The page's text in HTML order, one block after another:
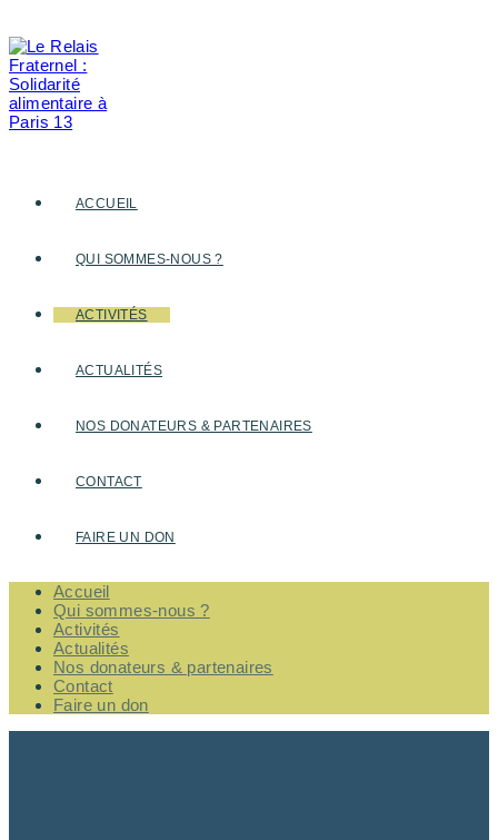
to
content
ACCUEIL
QUI SOMMES-NOUS ?
ACTIVITÉS
ACTUALITÉS
NOS DONATEURS & PARTENAIRES
CONTACT
FAIRE UN DON
Accueil
Qui sommes-nous ?
Activités
Actualités
Nos donateurs & partenaires
Contact
Faire un don